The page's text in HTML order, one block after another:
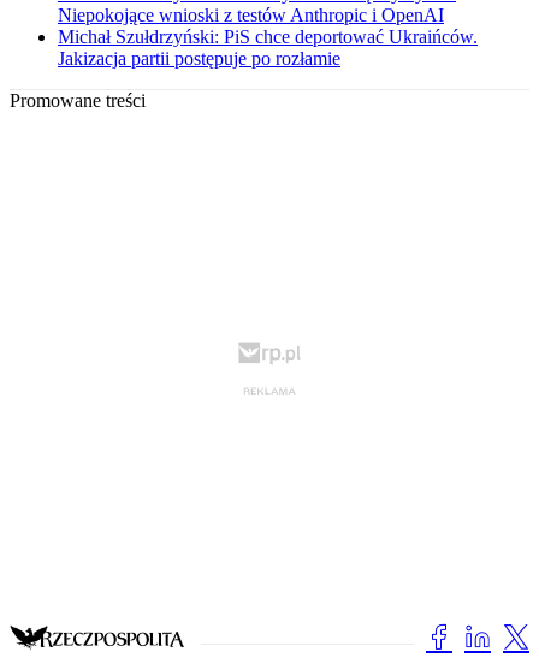
Niepokojące wnioski z testów Anthropic i OpenAI
Michał Szułdrzyński: PiS chce deportować Ukraińców.
Jakizacja partii postępuje po rozłamie
Promowane treści